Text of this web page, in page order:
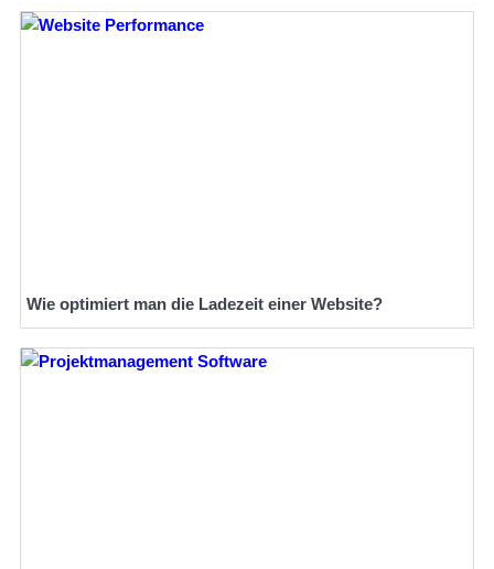
Wie optimiert man die Ladezeit einer Website?